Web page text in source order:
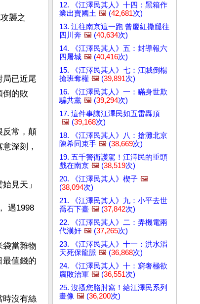
襲之
局已近尾
倒的敗
反常，顛
深刻，
見天」
遇1998
袋當雜物
最值錢的
時沒有絲
12. 《江澤民其人》十四：黑箱作
業出賣國土 🖼️ (42,681次)
13. 江往南京這一跑 曾慶紅撒腿往
四川奔 🖼️ (40,634次)
14. 《江澤民其人》五：封導報六
四屠城 🖼️ (40,416次)
15. 《江澤民其人》七：江賊倒楊
搶班奪權 🖼️ (39,891次)
16. 《江澤民其人》一：瞞身世欺
騙共黨 🖼️ (39,294次)
17. 這件事讓江澤民如五雷轟頂
🖼️ (39,168次)
18. 《江澤民其人》八：搶灘北京
陳希同束手 🖼️ (38,669次)
19. 五千警衛護駕！江澤民的重頭
戲在南京 🖼️ (38,519次)
20. 《江澤民其人》楔子 🖼️
(38,094次)
21. 《江澤民其人》九：小平去世
喬石下臺 🖼️ (37,842次)
22. 《江澤民其人》二：弄機電兩
代漢奸 🖼️ (37,265次)
23. 《江澤民其人》十一：洪水滔
天死保龍脈 🖼️ (36,868次)
24. 《江澤民其人》十：窮奢極欲
腐敗治軍 🖼️ (36,551次)
25. 沒搔您胳肘窩！給江澤民系列
畫像 🖼️ (36,200次)